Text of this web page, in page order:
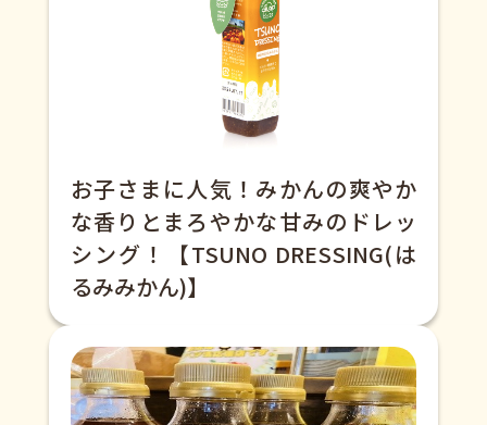
お子さまに人気！みかんの爽やか
な香りとまろやかな甘みのドレッ
シング！【TSUNO DRESSING(は
るみみかん)】